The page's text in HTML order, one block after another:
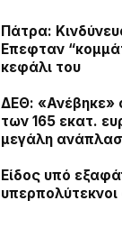
Πάτρα:
Επεφταν
κεφάλι του
ΔΕΘ: «Ανέβηκε»
των 165 εκατ.
μεγάλη
Είδος υπό